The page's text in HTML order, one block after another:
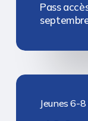
Pass
Jeunes 6-